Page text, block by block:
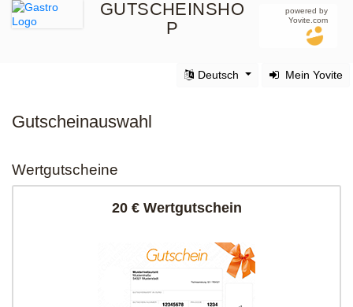
GUTSCHEINSHO
P
powered by
Yovite.com
Mein Yovite
Deutsch
Gutscheinauswahl
Wertgutscheine
20 € Wertgutschein